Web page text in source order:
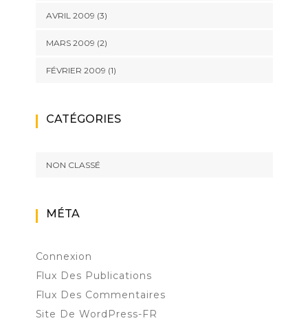
AVRIL 2009 (3)
MARS 2009 (2)
FÉVRIER 2009 (1)
CATÉGORIES
NON CLASSÉ
MÉTA
Connexion
Flux Des Publications
Flux Des Commentaires
Site De WordPress-FR